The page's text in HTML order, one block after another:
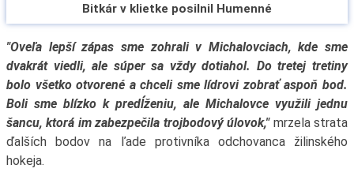
Bitkár v klietke posilnil Humenné
"Oveľa lepší zápas sme zohrali v Michalovciach, kde sme
dvakrát viedli, ale súper sa vždy dotiahol. Do tretej tretiny
bolo všetko otvorené a chceli sme lídrovi zobrať aspoň bod.
Boli sme blízko k predĺženiu, ale Michalovce využili jednu
šancu, ktorá im zabezpečila trojbodový úlovok,"mrzela strata
ďalších bodov na ľade protivníka odchovanca žilinského
hokeja.